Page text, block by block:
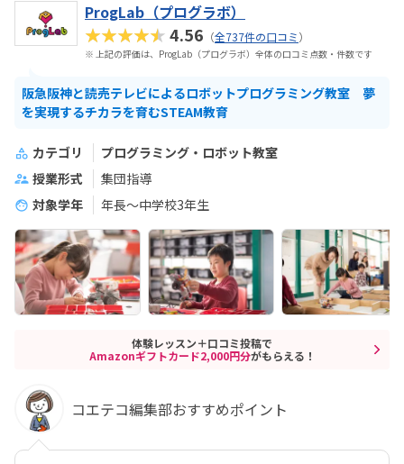
ProgLab（プログラボ）
★★★★★4.56 （全737件の口コミ）
※ 上記の評価は、ProgLab（プログラボ）全体の口コミ点数・件数です
阪急阪神と読売テレビによるロボットプログラミング教室 夢
を実現するチカラを育むSTEAM教育
カテゴリ
プログラミング・ロボット教室
授業形式
集団指導
対象学年
年長～中学校3年生
体験レッスン＋口コミ投稿で
Amazonギフトカード2,000円分がもらえる！
コエテコ編集部おすすめポイント